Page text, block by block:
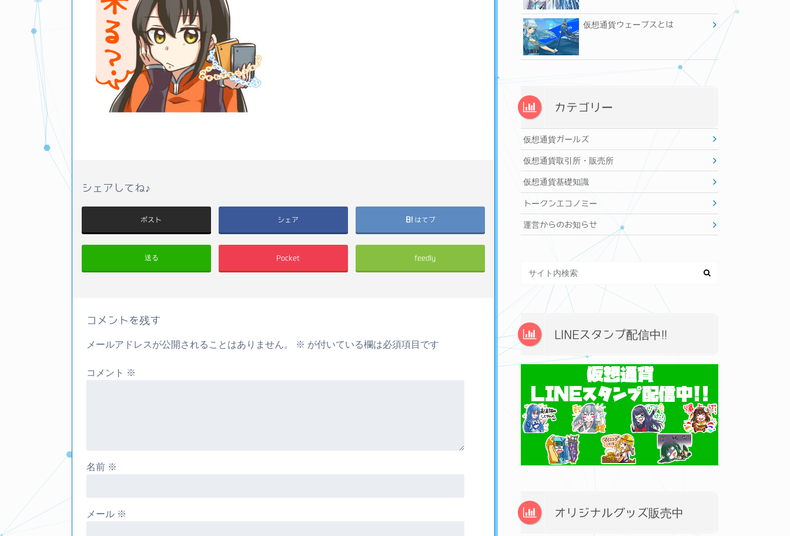
シェアしてね♪
ポスト シェア はてブ
送る Pocket feedly
コメントを残す
メールアドレスが公開されることはありません。 ※ が付いている欄は必須項目です
コメント ※
名前 ※
メール ※
仮想通貨ウェーブスとは
カテゴリー
仮想通貨ガールズ
仮想通貨取引所・販売所
仮想通貨基礎知識
トークンエコノミー
運営からのお知らせ
LINEスタンプ配信中!!
オリジナルグッズ販売中